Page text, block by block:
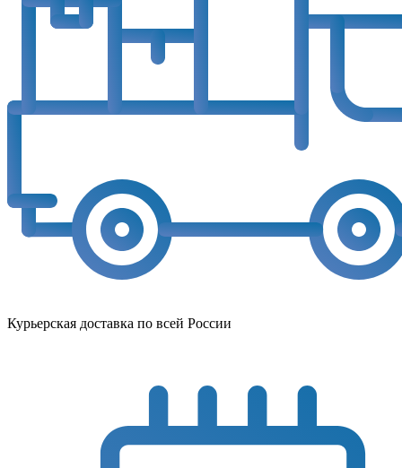
Курьерская доставка по всей России